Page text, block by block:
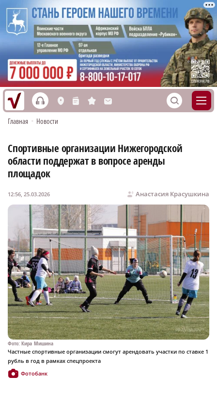
h L n s M S
Главная • Новости
Спортивные организации Нижегородской
области поддержат в вопросе аренды
площадок
Анастасия Красушкина
12:56, 25.03.2026
Фото: Кира Мишина
Частные спортивные организации смогут арендовать участки по ставке 1
рубль в год в рамках спецпроекта
Фотобанк